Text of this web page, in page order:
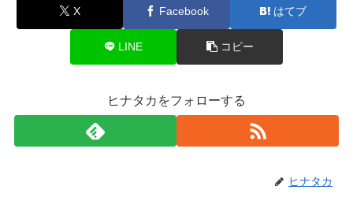
X Facebook はてブ
LINE コピー
ヒナタカをフォローする
ヒナタカ